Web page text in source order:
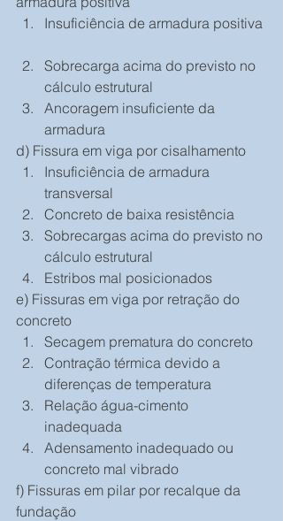
Insuficiência de armadura positiva
Sobrecarga acima do previsto no
cálculo estrutural
Ancoragem insuficiente da
armadura
d) Fissura em viga por cisalhamento
Insuficiência de armadura
transversal
Concreto de baixa resistência
Sobrecargas acima do previsto no
cálculo estrutural
Estribos mal posicionados
e) Fissuras em viga por retração do
concreto
Secagem prematura do concreto
Contração térmica devido a
diferenças de temperatura
Relação água-cimento
inadequada
Adensamento inadequado ou
concreto mal vibrado
f) Fissuras em pilar por recalque da
fundação